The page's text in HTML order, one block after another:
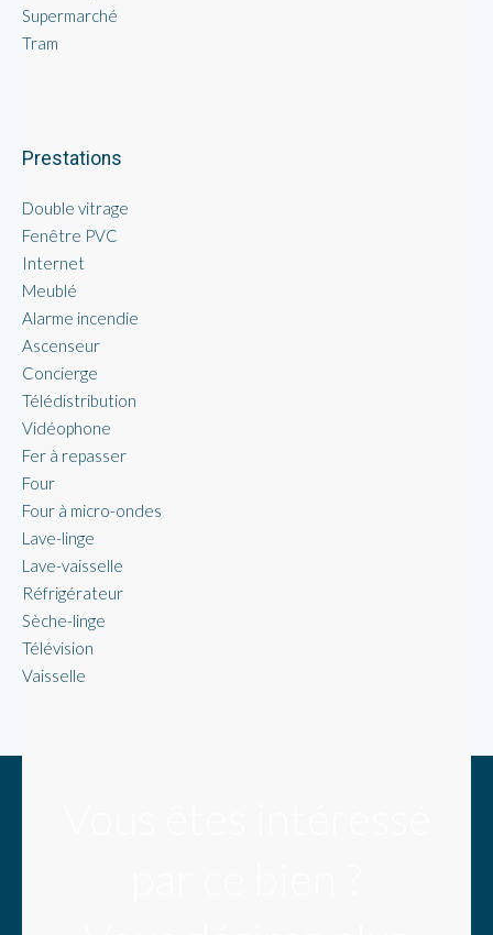
Supermarché
Tram
Prestations
Double vitrage
Fenêtre PVC
Internet
Meublé
Alarme incendie
Ascenseur
Concierge
Télédistribution
Vidéophone
Fer à repasser
Four
Four à micro-ondes
Lave-linge
Lave-vaisselle
Réfrigérateur
Sèche-linge
Télévision
Vaisselle